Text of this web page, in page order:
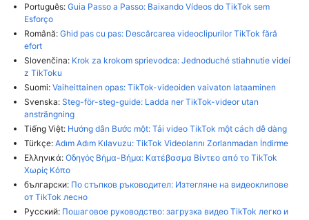
Português: Guia Passo a Passo: Baixando Vídeos do TikTok sem
Esforço
Română: Ghid pas cu pas: Descărcarea videoclipurilor TikTok fără
efort
Slovenčina: Krok za krokom sprievodca: Jednoduché stiahnutie videí
z TikToku
Suomi: Vaiheittainen opas: TikTok-videoiden vaivaton lataaminen
Svenska: Steg-för-steg-guide: Ladda ner TikTok-videor utan
ansträngning
Tiếng Việt: Hướng dẫn Bước một: Tải video TikTok một cách dễ dàng
Türkçe: Adım Adım Kılavuzu: TikTok Videolarını Zorlanmadan İndirme
Ελληνικά: Οδηγός Βήμα-Βήμα: Κατέβασμα Βίντεο από το TikTok
Χωρίς Κόπο
български: По стъпков ръководител: Изтегляне на видеоклипове
от TikTok лесно
Русский: Пошаговое руководство: загрузка видео TikTok легко и